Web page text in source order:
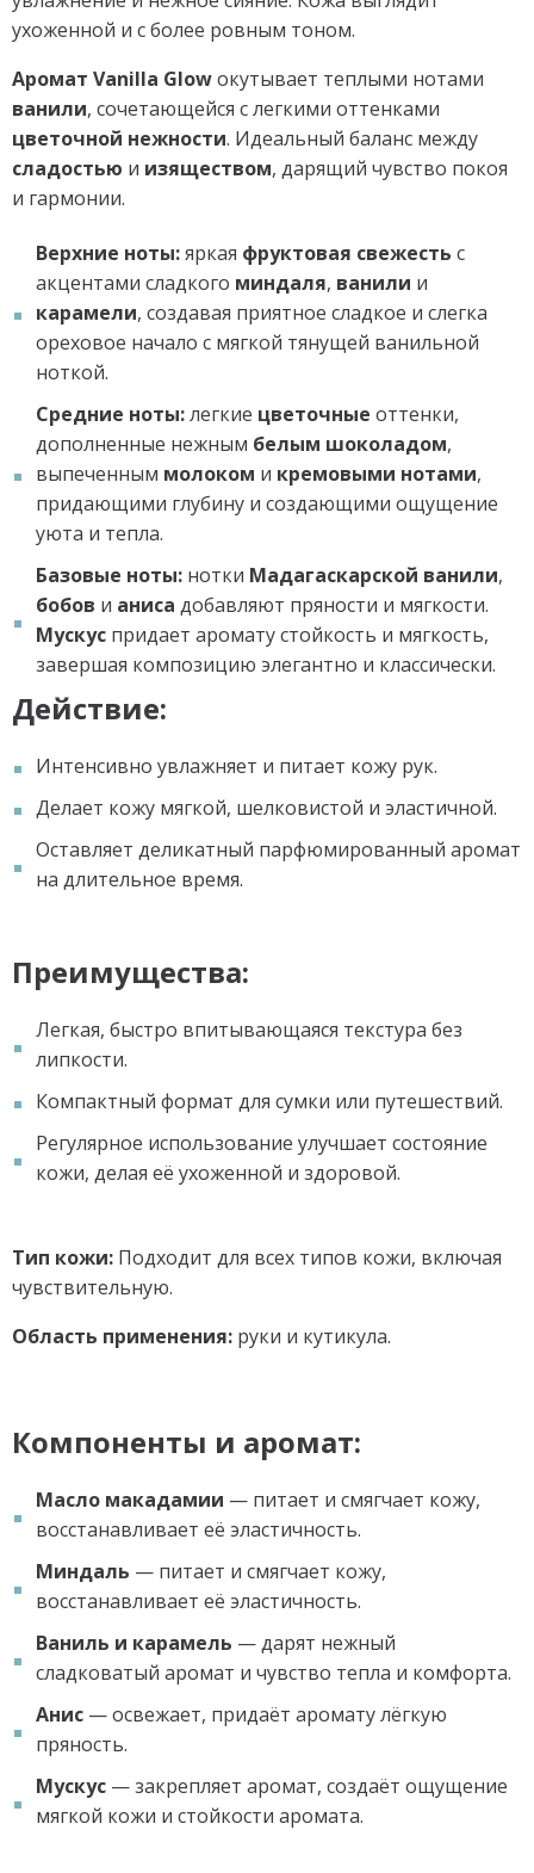
ухоженной и с более ровным тоном.
Аромат Vanilla Glowокутывает теплыми нотами
ванили, сочетающейся с легкими оттенками
цветочной нежности. Идеальный баланс между
сладостью и изяществом, дарящий чувство покоя
и гармонии.
Верхние ноты:яркая фруктовая свежесть с
акцентами сладкого миндаля, ванили и
карамели, создавая приятное сладкое и слегка
ореховое начало с мягкой тянущей ванильной
ноткой.
Средние ноты:легкие цветочные оттенки,
дополненные нежным белым шоколадом,
выпеченным молоком и кремовыми нотами,
придающими глубину и создающими ощущение
уюта и тепла.
Базовые ноты: нотки Мадагаскарской ванили,
бобов и аниса добавляют пряности и мягкости.
Мускус придает аромату стойкость и мягкость,
завершая композицию элегантно и классически.
Действие:
Интенсивно увлажняет и питает кожу рук.
Делает кожу мягкой, шелковистой и эластичной.
Оставляет деликатный парфюмированный аромат
на длительное время.
Преимущества:
Легкая, быстро впитывающаяся текстура без
липкости.
Компактный формат для сумки или путешествий.
Регулярное использование улучшает состояние
кожи, делая её ухоженной и здоровой.
Тип кожи: Подходит для всех типов кожи, включая
чувствительную.
Область применения: руки и кутикула.
Компоненты и аромат:
Масло макадамии — питает и смягчает кожу,
восстанавливает её эластичность.
Миндаль — питает и смягчает кожу,
восстанавливает её эластичность.
Ваниль и карамель — дарят нежный
сладковатый аромат и чувство тепла и комфорта.
Анис — освежает, придаёт аромату лёгкую
пряность.
Мускус — закрепляет аромат, создаёт ощущение
мягкой кожи и стойкости аромата.